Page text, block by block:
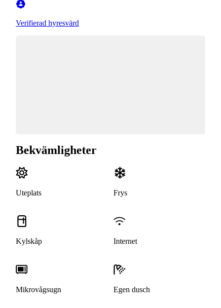
Verifierad hyresvärd
Bekvämligheter
Uteplats Frys
Kylskåp Internet
Mikrovågsugn Egen dusch